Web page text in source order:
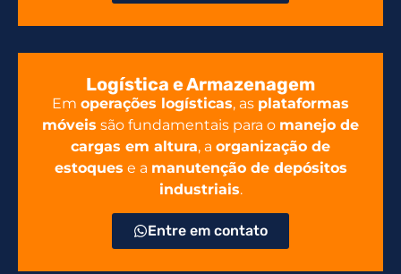
Logística e Armazenagem
Em operações logísticas, as plataformas
móveis são fundamentais para o manejo de
cargas em altura, a organização de
estoques e a manutenção de depósitos
industriais.
Entre em contato